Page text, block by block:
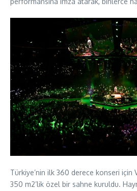
Türkiye’nin ilk 360 derece konseri için
350 m2’lik özel bir sahne kuruldu.